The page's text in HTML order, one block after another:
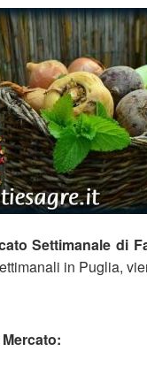
Settimanale di
in Puglia,